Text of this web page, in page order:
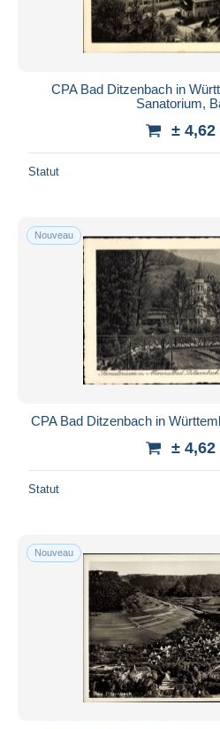
CPA Bad Ditzenbach in
Sanatorium,
± 4,62
Statut
Nouveau
CPA Bad Ditzenbach in
± 4,62
Statut
Nouveau